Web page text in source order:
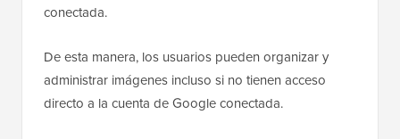
conectada.
De esta manera, los usuarios pueden organizar y
administrar imágenes incluso si no tienen acceso
directo a la cuenta de Google conectada.